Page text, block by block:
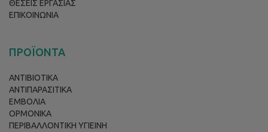
ΘΕΣΕΙΣ ΕΡΓΑΣΙΑΣ
ΕΠΙΚΟΙΝΩΝΙΑ
ΠΡΟΪΟΝΤΑ
ΑΝΤΙΒΙΟΤΙΚΑ
ΑΝΤΙΠΑΡΑΣΙΤΙΚΑ
ΕΜΒΟΛΙΑ
ΟΡΜΟΝΙΚΑ
ΠΕΡΙΒΑΛΛΟΝΤΙΚΗ ΥΓΙΕΙΝΗ